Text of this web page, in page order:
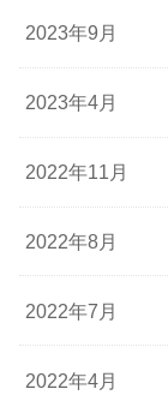
2023年9月
2023年4月
2022年11月
2022年8月
2022年7月
2022年4月